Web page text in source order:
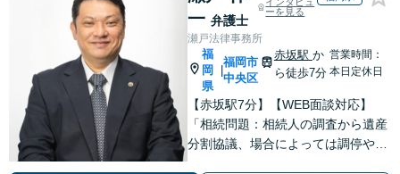
士の交渉で慰謝料
金額アップ／減額
交渉も対応可」
【完全個室対応】
策／売り上げ低下
防止のために尽
力」加害者側の対
応可：開示請求の
意見照会が来たと
きの対処法、被害
者との示談交渉
一 弁護士
ーを見る
瀬戸法律事務所
福
岡
県
福岡市
中央区
赤坂駅 か
ら徒歩7分
営業時間：
本日定休日
【赤坂駅7分】【WEB面談対応】
「相続問題：相続人の調査から遺産
分割協議、場合によっては調停や審